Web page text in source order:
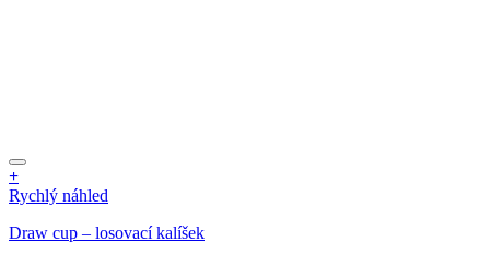
+
Tento
má
Rychlý náhled
Draw cup – losovací kalíšek